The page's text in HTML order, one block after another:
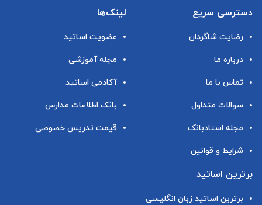
دسترسی سریع
رضایت شاگردان
درباره ما
تماس با ما
سوالات متداول
مجله استادبانک
شرایط و قوانین
لینک‌ها
عضویت اساتید
مجله آموزشی
آکادمی اساتید
بانک اطلاعات مدارس
قیمت تدریس خصوصی
برترین اساتید
برترین اساتید زبان انگلیسی